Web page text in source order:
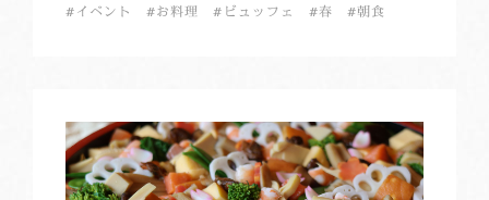
イベント お料理 ビュッフェ 春 朝食